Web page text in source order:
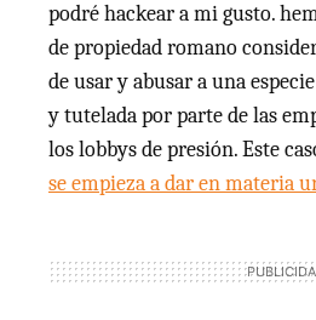
podré hackear a mi gusto.
de propiedad romano
de usar y abusar a una
y tutelada por parte de las
los lobbys de presión. Este
se empieza a dar en materia